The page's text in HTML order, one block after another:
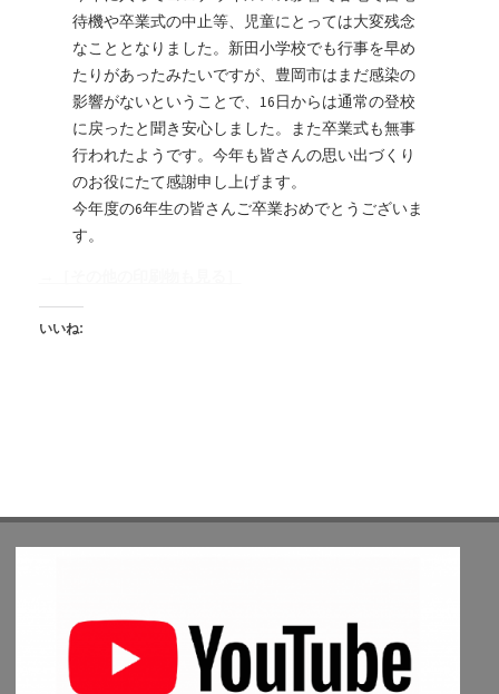
待機や卒業式の中止等、児童にとっては大変残念
なこととなりました。新田小学校でも行事を早め
たりがあったみたいですが、豊岡市はまだ感染の
影響がないということで、16日からは通常の登校
に戻ったと聞き安心しました。また卒業式も無事
行われたようです。今年も皆さんの思い出づくり
のお役にたて感謝申し上げます。
今年度の6年生の皆さんご卒業おめでとうございま
す。
いいね: